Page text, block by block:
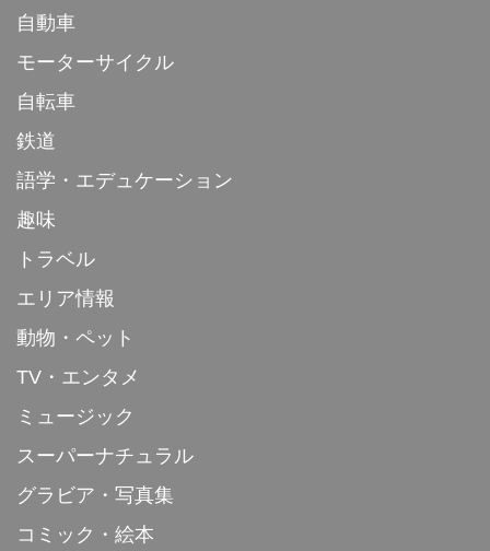
自動車
モーターサイクル
自転車
鉄道
語学・エデュケーション
趣味
トラベル
エリア情報
動物・ペット
TV・エンタメ
ミュージック
スーパーナチュラル
グラビア・写真集
コミック・絵本